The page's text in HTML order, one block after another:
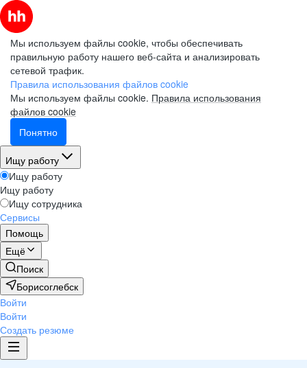
Мы используем файлы cookie, чтобы обеспечивать
правильную работу нашего веб-сайта и анализировать
сетевой трафик.
Правила использования файлов cookie
Мы используем файлы cookie. Правила использования
файлов cookie
Понятно
Ищу работу
Ищу работу
Ищу работу
Ищу сотрудника
Сервисы
Помощь
Ещё
Поиск
Борисоглебск
Войти
Войти
Создать резюме